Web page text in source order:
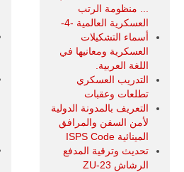
... منظومة الرتب
العسكرية العالمية -4-
أسماء التشكيلات
العسكرية ومعانيها في
اللغة العربية.
التدريب العسكري
تطلعات وعقبات
التعريف بالمدونة الدولية
لأمن السفن والمرافق
المينائية ISPS Code
تحديث وترقية المدفع
الرشاش ZU-23